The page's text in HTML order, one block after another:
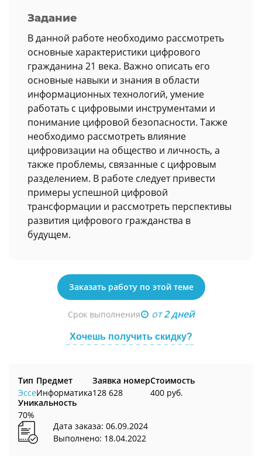
Задание
В данной работе необходимо рассмотреть
основные характеристики цифрового
гражданина 21 века. Важно описать его
основные навыки и знания в области
информационных технологий, умение
работать с цифровыми инструментами и
понимание цифровой безопасности. Также
необходимо рассмотреть влияние
цифровизации на общество и личность, а
также проблемы, связанные с цифровым
разделением. В работе следует привести
примеры успешной цифровой
трансформации и рассмотреть перспективы
развития цифрового гражданства в
будущем.
Заказать работу по этой теме
Срок выполнения от2 дней
Хочешь получить скидку?
Тип
Эссе
Предмет
Информатика
Заявка номер
128 628
Стоимость
400 руб.
Уникальность
70%
Дата заказа: 06.09.2024
Выполнено: 18.04.2022